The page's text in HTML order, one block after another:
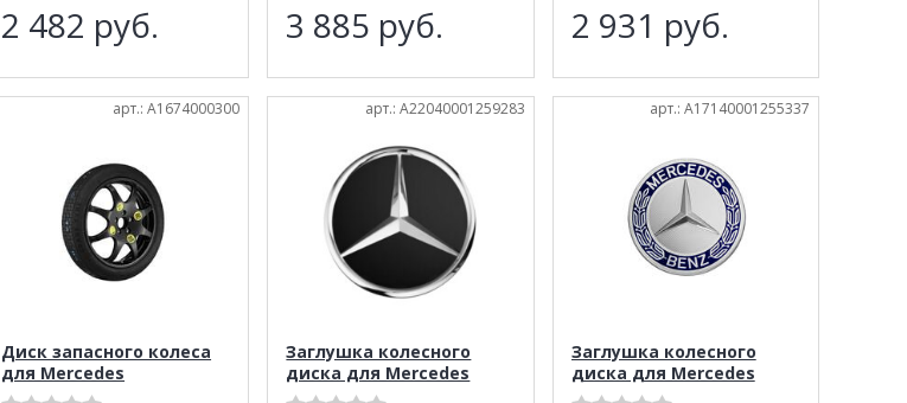
2 482 руб. 3 885 руб. 2 931 руб.
арт.: A1674000300
Диск запасного колеса
для Mercedes
арт.: A22040001259283
Заглушка колесного
диска для Mercedes
арт.: A17140001255337
Заглушка колесного
диска для Mercedes